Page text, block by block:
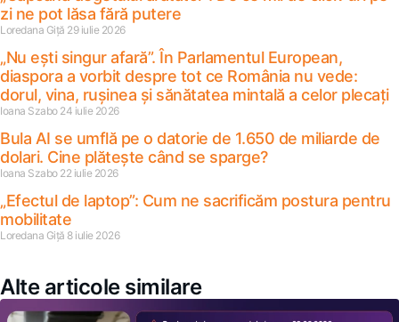
zi ne pot lăsa fără putere
Loredana Giță 29 iulie 2026
„Nu ești singur afară”. În Parlamentul European,
diaspora a vorbit despre tot ce România nu vede:
dorul, vina, rușinea și sănătatea mintală a celor plecați
Ioana Szabo 24 iulie 2026
Bula AI se umflă pe o datorie de 1.650 de miliarde de
dolari. Cine plătește când se sparge?
Ioana Szabo 22 iulie 2026
„Efectul de laptop”: Cum ne sacrificăm postura pentru
mobilitate
Loredana Giță 8 iulie 2026
Alte articole similare